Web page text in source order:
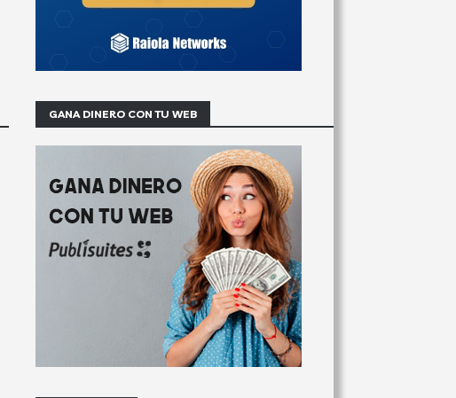
GANA DINERO CON TU WEB